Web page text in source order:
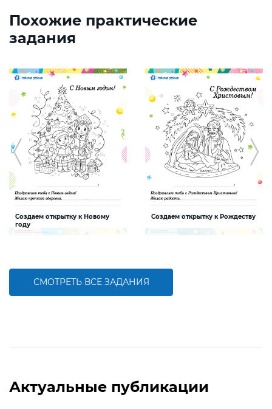
Похожие практические
задания
Создаем открытку к Новому
году
Создаем открытку к Рождеству
СМОТРЕТЬ ВСЕ ЗАДАНИЯ
Актуальные публикации